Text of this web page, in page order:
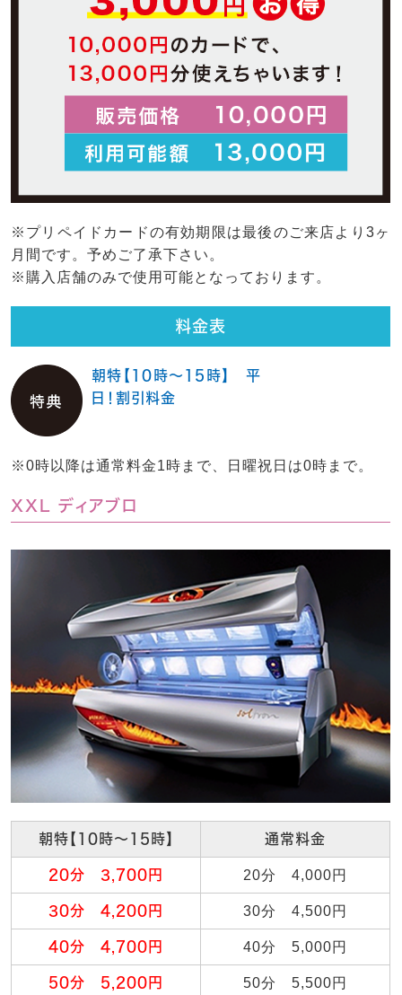
※プリペイドカードの有効期限は最後のご来店より3ヶ
月間です。予めご了承下さい。
※購入店舗のみで使用可能となっております。
料金表
朝特【10時～15時】 平
日！割引料金
※0時以降は通常料金1時まで、日曜祝日は0時まで。
XXL ディアブロ
朝特【10時～15時】 通常料金
20分 3,700円 20分 4,000円
30分 4,200円 30分 4,500円
40分 4,700円 40分 5,000円
50分 5,200円 50分 5,500円